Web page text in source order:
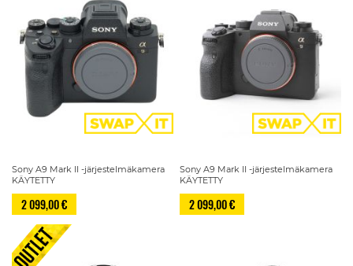
Sony A9 Mark II -järjestelmäkamera
KÄYTETTY
2 099,00 €
Sony A9 Mark II -järjestelmäkamera
KÄYTETTY
2 099,00 €